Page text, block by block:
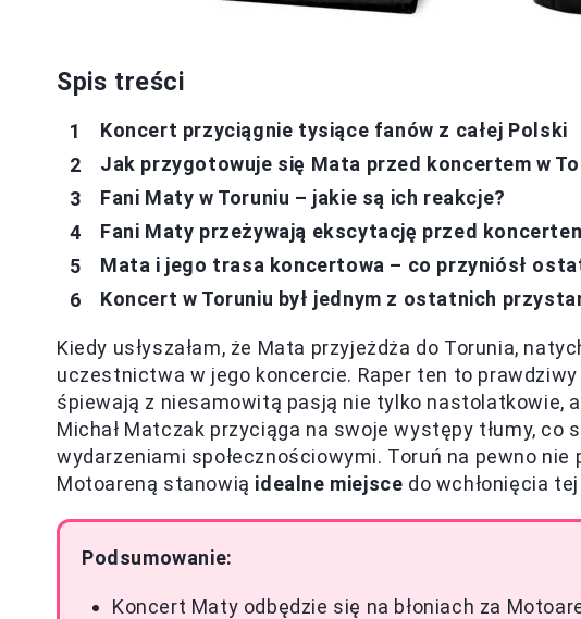
Spis treści
Koncert przyciągnie tysiące fanów z całej Polski
Jak przygotowuje się Mata przed koncertem w
Fani Maty w Toruniu – jakie są ich reakcje?
Fani Maty przeżywają ekscytację przed
Mata i jego trasa koncertowa – co przyniósł
Koncert w Toruniu był jednym z ostatnich
Kiedy usłyszałam, że Mata przyjeżdża do Torunia,
uczestnictwa w jego koncercie. Raper ten to prawdziwy
śpiewają z niesamowitą pasją nie tylko nastolatkowie,
Michał Matczak przyciąga na swoje występy tłumy,
wydarzeniami społecznościowymi. Toruń na pewno
Motoareną stanowią idealne miejsce do wchłonięcia
Podsumowanie:
Koncert Maty odbędzie się na błoniach za